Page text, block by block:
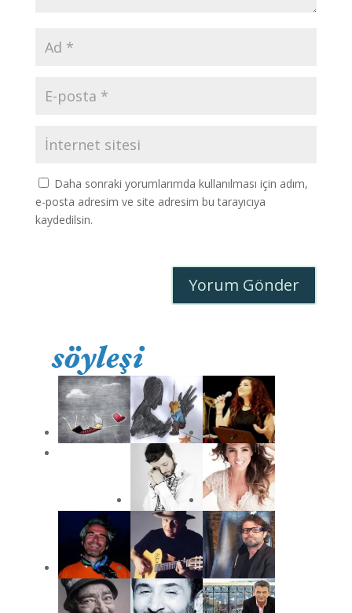
Daha sonraki yorumlarımda kullanılması için adım,
e-posta adresim ve site adresim bu tarayıcıya
kaydedilsin.